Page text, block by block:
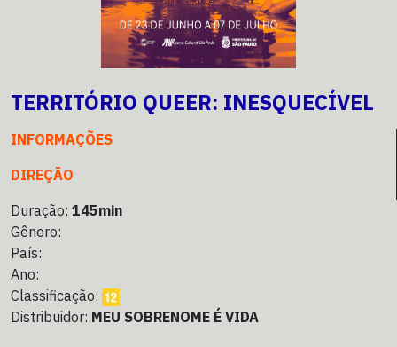
TERRITÓRIO QUEER: INESQUECÍVEL
INFORMAÇÕES
DIREÇÃO
Duração: 145min
Gênero:
País:
Ano:
Classificação:
Distribuidor: MEU SOBRENOME É VIDA